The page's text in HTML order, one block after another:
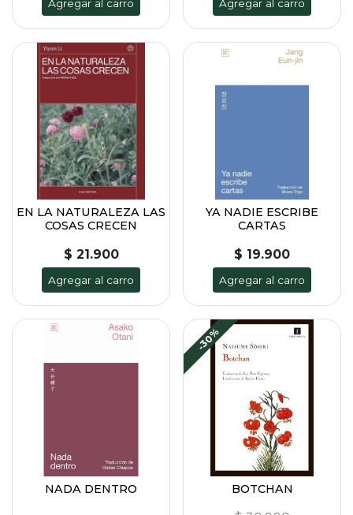
Agregar al carro Agregar al carro
EN LA NATURALEZA LAS
COSAS CRECEN
$ 21.900
Agregar al carro
YA NADIE ESCRIBE
CARTAS
$ 19.900
Agregar al carro
NADA DENTRO
-30%
BOTCHAN